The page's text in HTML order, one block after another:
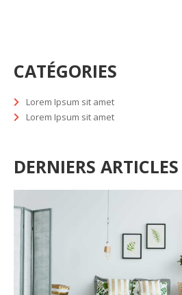
CATÉGORIES
Lorem Ipsum sit amet
Lorem Ipsum sit amet
DERNIERS ARTICLES